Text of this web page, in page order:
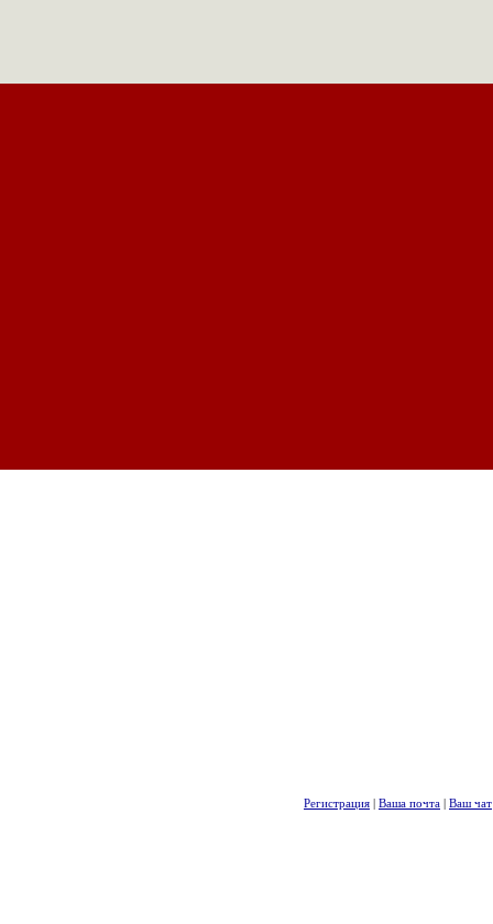
Регистрация | Ваша почта | Ваш чат